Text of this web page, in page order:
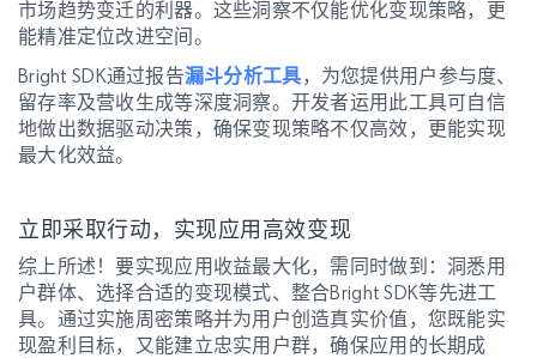
市场趋势变迁的利器。这些洞察不仅能优化变现策略，更
能精准定位改进空间。
Bright SDK通过报告漏斗分析工具，为您提供用户参与度、
留存率及营收生成等深度洞察。开发者运用此工具可自信
地做出数据驱动决策，确保变现策略不仅高效，更能实现
最大化效益。
立即采取行动，实现应用高效变现
综上所述！要实现应用收益最大化，需同时做到：洞悉用
户群体、选择合适的变现模式、整合Bright SDK等先进工
具。通过实施周密策略并为用户创造真实价值，您既能实
现盈利目标，又能建立忠实用户群，确保应用的长期成